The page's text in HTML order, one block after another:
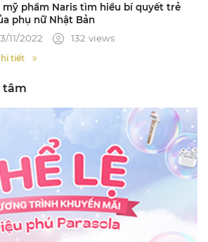
mỹ phẩm Naris tìm hiểu bí quyết trẻ
phụ nữ Nhật Bản
11/2022
132 views
tiết
tâm